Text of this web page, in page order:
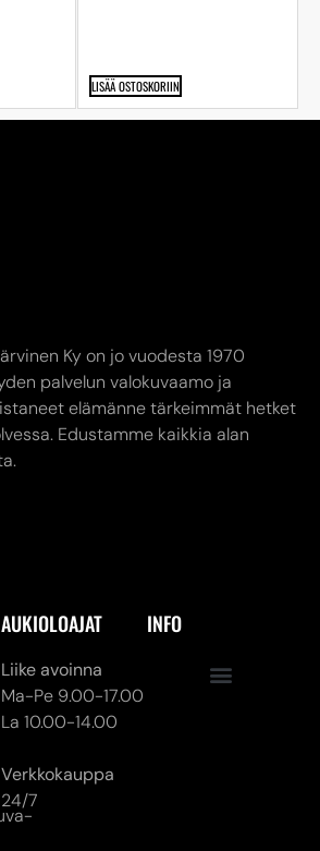
LISÄÄ OSTOSKORIIN
Ky on jo vuodesta 1970
palvelun valokuvaamo ja
elämänne tärkeimmät hetket
Edustamme kaikkia alan
AUKIOLOAJAT
Liike avoinna
Ma-Pe 9.00-17.00
La 10.00-14.00
Verkkokauppa
24/7
INFO